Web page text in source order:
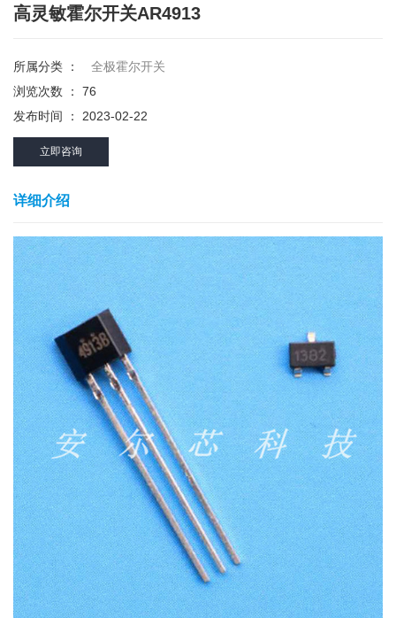
高灵敏霍尔开关AR4913
所属分类 ：
全极霍尔开关
浏览次数 ： 76
发布时间 ： 2023-02-22
立即咨询
详细介绍